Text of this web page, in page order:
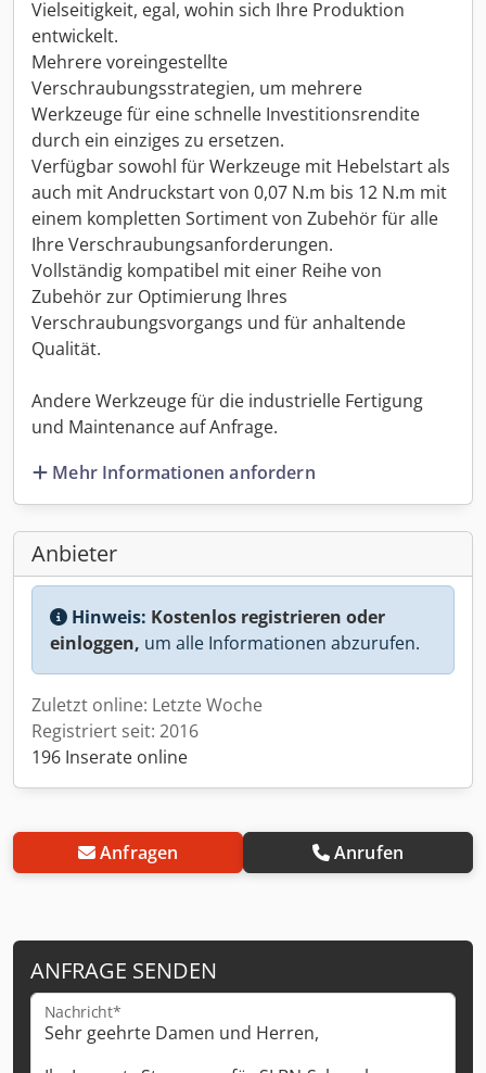
Vielseitigkeit, egal, wohin sich Ihre Produktion
entwickelt.
Mehrere voreingestellte
Verschraubungsstrategien, um mehrere
Werkzeuge für eine schnelle Investitionsrendite
durch ein einziges zu ersetzen.
Verfügbar sowohl für Werkzeuge mit Hebelstart als
auch mit Andruckstart von 0,07 N.m bis 12 N.m mit
einem kompletten Sortiment von Zubehör für alle
Ihre Verschraubungsanforderungen.
Vollständig kompatibel mit einer Reihe von
Zubehör zur Optimierung Ihres
Verschraubungsvorgangs und für anhaltende
Qualität.
Andere Werkzeuge für die industrielle Fertigung
und Maintenance auf Anfrage.
Mehr Informationen anfordern
Anbieter
Hinweis: Kostenlos registrieren oder
einloggen, um alle Informationen abzurufen.
Zuletzt online: Letzte Woche
Registriert seit: 2016
196 Inserate online
Anfragen Anrufen
ANFRAGE SENDEN
Nachricht*